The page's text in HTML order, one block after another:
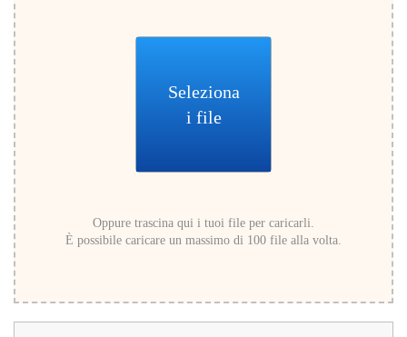
Seleziona
i file
Oppure trascina qui i tuoi file per caricarli.
È possibile caricare un massimo di 100 file alla volta.